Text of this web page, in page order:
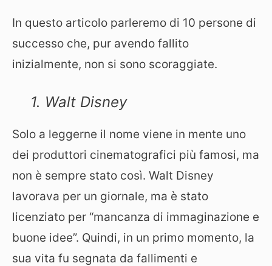
In questo articolo parleremo di 10 persone di
successo che, pur avendo fallito
inizialmente, non si sono scoraggiate.
1. Walt Disney
Solo a leggerne il nome viene in mente uno
dei produttori cinematografici più famosi, ma
non è sempre stato così. Walt Disney
lavorava per un giornale, ma è stato
licenziato per “mancanza di immaginazione e
buone idee”. Quindi, in un primo momento, la
sua vita fu segnata da fallimenti e